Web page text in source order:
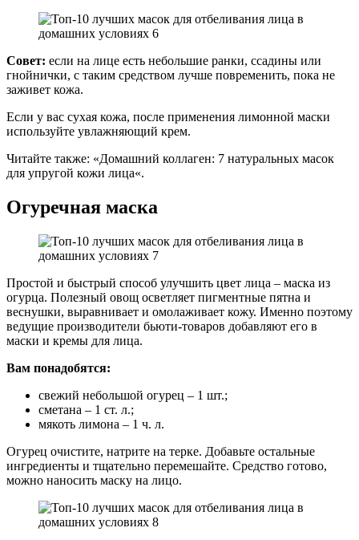
Совет: если на лице есть небольшие ранки, ссадины или
гнойнички, с таким средством лучше повременить, пока не
заживет кожа.
Если у вас сухая кожа, после применения лимонной маски
используйте увлажняющий крем.
Читайте также: «Домашний коллаген: 7 натуральных масок
для упругой кожи лица«.
Огуречная маска
Простой и быстрый способ улучшить цвет лица – маска из
огурца. Полезный овощ осветляет пигментные пятна и
веснушки, выравнивает и омолаживает кожу. Именно поэтому
ведущие производители бьюти-товаров добавляют его в
маски и кремы для лица.
Вам понадобятся:
свежий небольшой огурец – 1 шт.;
сметана – 1 ст. л.;
мякоть лимона – 1 ч. л.
Огурец очистите, натрите на терке. Добавьте остальные
ингредиенты и тщательно перемешайте. Средство готово,
можно наносить маску на лицо.